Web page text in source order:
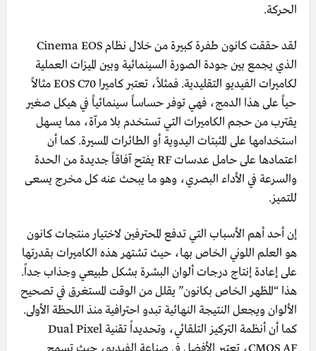
الحركة.
لقد حققت كانون طفرة كبيرة من خلال نظام Cinema EOS
الذي يجمع بين جودة الصورة السينمائية وبين الميزات العملية
لكاميرات الفيديو التقليدية. فمثلاً، تعتبر كاميرا EOS C70 مثالاً
حياً على هذا الدمج، فهي توفر حساساً سينمائياً في هيكل صغير
يقترب من حجم الكاميرات التي تستخدم بلا مرآة، مما يسهل
استخدامها على المثبتات اليدوية أو الطائرات المسيرة. كما أن
اعتمادها على حامل عدسات RF يفتح آفاقاً جديدة من الحدة
والسرعة في الأداء البصري، وهو ما يبحث عنه كل مخرج يسعى
للتميز.
إن أحد أهم الأسباب التي تدفع المحترفين لاختيار منتجات كانون
هو العلم اللوني الخاص بها، حيث تشتهر هذه الكاميرات بقدرتها
على إعادة إنتاج درجات ألوان البشرة بشكل طبيعي وجذاب جداً.
هذا “المظهر الخاص بكانون” يقلل من الوقت المستغرق في تصحيح
الألوان ويجعل النتيجة النهائية تبدو احترافية منذ اللحظة الأولى.
كما أن أنظمة التركيز التلقائي، وتحديداً تقنية Dual Pixel